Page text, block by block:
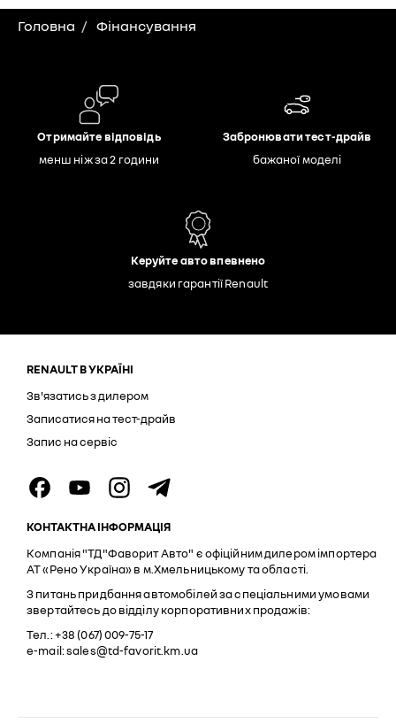
Головна Фінансування
Отримайте відповідь
менш ніж за 2 години
Забронювати тест-драйв
бажаної моделі
Керуйте авто впевнено
завдяки гарантії Renault
RENAULT В УКРАЇНІ
Зв'язатись з дилером
Записатися на тест-драйв
Запис на сервіс
КОНТАКТНА ІНФОРМАЦІЯ
Компанія "ТД"Фаворит Авто" є офіційним дилером імпортера
АТ «Рено Україна» в м.Хмельницькому та області.
З питань придбання автомобілей за спеціальними умовами
звертайтесь до відділу корпоративних продажів:
Тел.: +38 (067) 009-75-17
e-mail: sales@td-favorit.km.ua